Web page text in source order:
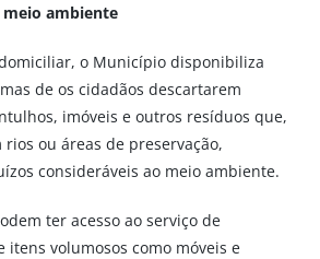
ambiente
o Município disponibiliza
de os cidadãos descartarem
imóveis e outros resíduos que,
ou áreas de preservação,
consideráveis ao meio ambiente.
ter acesso ao serviço de
itens volumosos como móveis e